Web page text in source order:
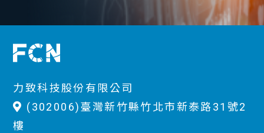
力致科技股份有限公司
(302006)臺灣新竹縣竹北市新泰路31號2
樓